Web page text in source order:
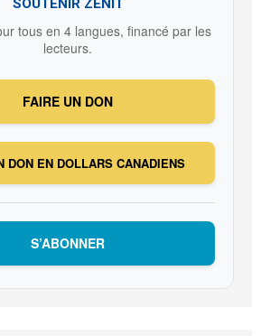
SOUTENIR ZENIT
tous en 4 langues, financé par les
lecteurs.
FAIRE UN DON
DON EN DOLLARS CANADIENS
S’ABONNER